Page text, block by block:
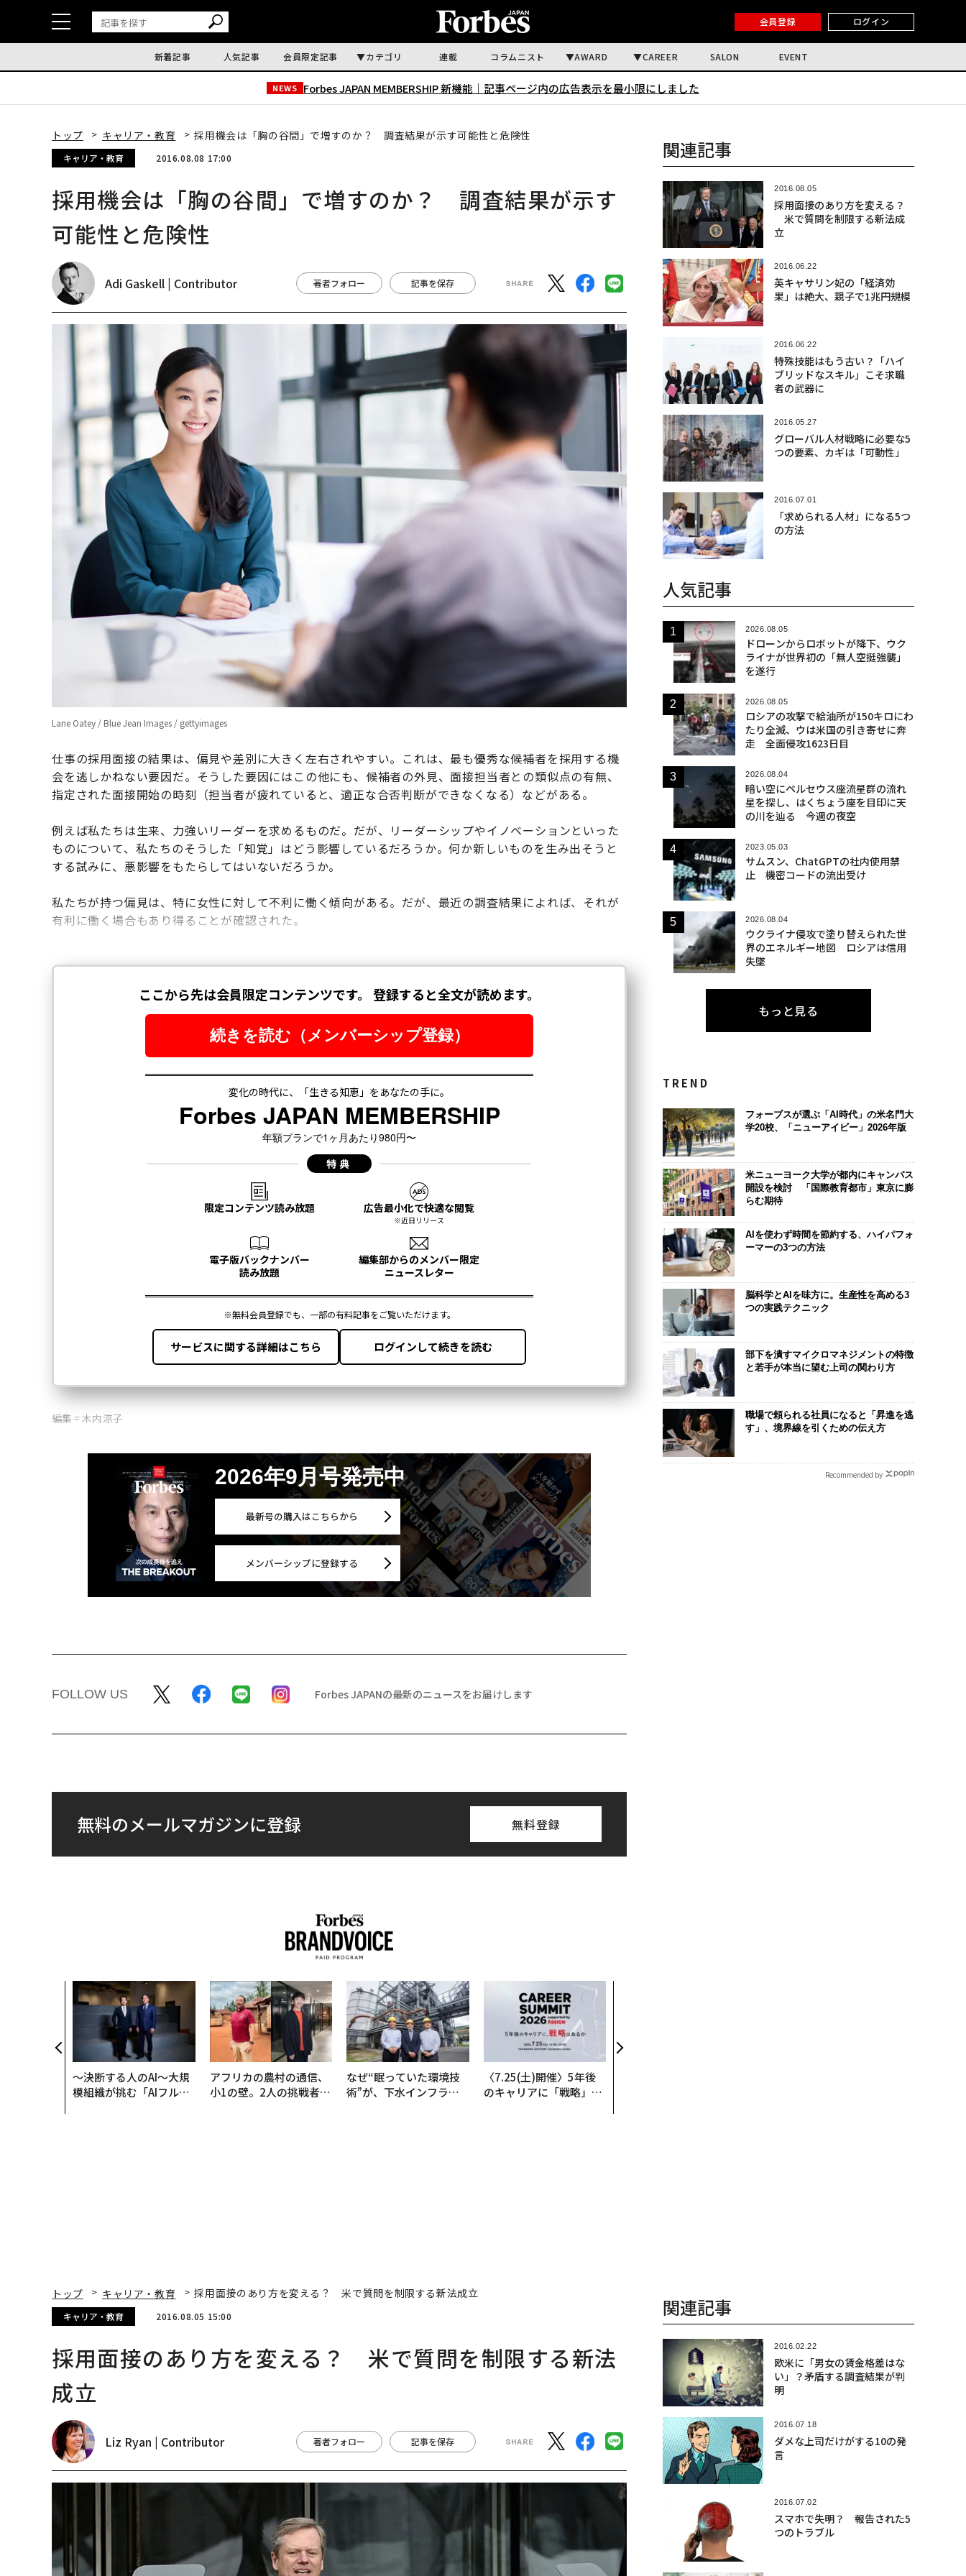
会員登録 ログイン
新着記事 人気記事 会員限定記事 カテゴリ 連載 コラムニスト AWARD CAREER SALON EVENT
NEWS Forbes JAPAN MEMBERSHIP 新機能｜ 記事ページ内の広告表示を最小限にしました
トップ キャリア・教育 採用機会は「胸の谷間」で増すのか？ 調査結果が示す可能性と危険性
キャリア・教育 2016.08.08 17:00
採用機会は「胸の谷間」で増すのか？ 調査結果が示す
可能性と危険性
Adi Gaskell | Contributor 著者フォロー 記事を保存
Lane Oatey / Blue Jean Images / gettyimages
仕事の採用面接の結果は、偏見や差別に大きく左右されやすい。これは、最も優秀な候補者を採用する機
会を逃しかねない要因だ。そうした要因にはこの他にも、候補者の外見、面接担当者との類似点の有無、
指定された面接開始の時刻（担当者が疲れていると、適正な合否判断ができなくなる）などがある。
例えば私たちは生来、力強いリーダーを求めるものだ。だが、リーダーシップやイノベーションといった
ものについて、私たちのそうした「知覚」はどう影響しているだろうか。何か新しいものを生み出そうと
する試みに、悪影響をもたらしてはいないだろうか。
私たちが持つ偏見は、特に女性に対して不利に働く傾向がある。だが、最近の調査結果によれば、それが
有利に働く場合もあり得ることが確認された。
編集 = 木内涼子
2026年9月号発売中
最新号の購入はこちらから
メンバーシップに登録する
FOLLOW US Forbes JAPANの最新のニュースをお届けします
無料のメールマガジンに登録 無料登録
〜決断する人のAI〜大規
模組織が挑む「AIフル実
アフリカの農村の通信、
小1の壁。2人の挑戦者が
なぜ“眠っていた環境技
術”が、下水インフラを
〈7.25(土)開催〉5年後
のキャリアに「戦略」は
関連記事
2016.08.05
採用面接のあり方を変える？
米で質問を制限する新法成
立
2016.06.22
英キャサリン妃の「経済効
果」は絶大、親子で1兆円規模
2016.06.22
特殊技能はもう古い？「ハイ
ブリッドなスキル」こそ求職
者の武器に
2016.05.27
グローバル人材戦略に必要な5
つの要素、カギは「可動性」
2016.07.01
「求められる人材」になる5つ
の方法
人気記事
2026.08.05
ドローンからロボットが降下、ウク
ライナが世界初の「無人空挺強襲」
を遂行
2026.08.05
ロシアの攻撃で給油所が150キロにわ
たり全滅、ウは米国の引き寄せに奔
走 全面侵攻1623日目
2026.08.04
暗い空にペルセウス座流星群の流れ
星を探し、はくちょう座を目印に天
の川を辿る 今週の夜空
2023.05.03
サムスン、ChatGPTの社内使用禁
止 機密コードの流出受け
2026.08.04
ウクライナ侵攻で塗り替えられた世
界のエネルギー地図 ロシアは信用
失墜
もっと見る
TREND
フォーブスが選ぶ「AI時代」の米名門大
学20校、「ニューアイビー」2026年版
米ニューヨーク大学が都内にキャンパス
開設を検討 「国際教育都市」東京に膨
らむ期待
AIを使わず時間を節約する、ハイパフォ
ーマーの3つの方法
脳科学とAIを味方に。生産性を高める3
つの実践テクニック
部下を潰すマイクロマネジメントの特徴
と若手が本当に望む上司の関わり方
職場で頼られる社員になると「昇進を逃
す」、境界線を引くための伝え方
Recommended by
トップ キャリア・教育 採用面接のあり方を変える？ 米で質問を制限する新法成立
キャリア・教育 2016.08.05 15:00
採用面接のあり方を変える？ 米で質問を制限する新法
成立
Liz Ryan | Contributor 著者フォロー 記事を保存
関連記事
2016.02.22
欧米に「男女の賃金格差はな
い」？矛盾する調査結果が判
明
2016.07.18
ダメな上司だけがする10の発
言
2016.07.02
スマホで失明？ 報告された5
つのトラブル